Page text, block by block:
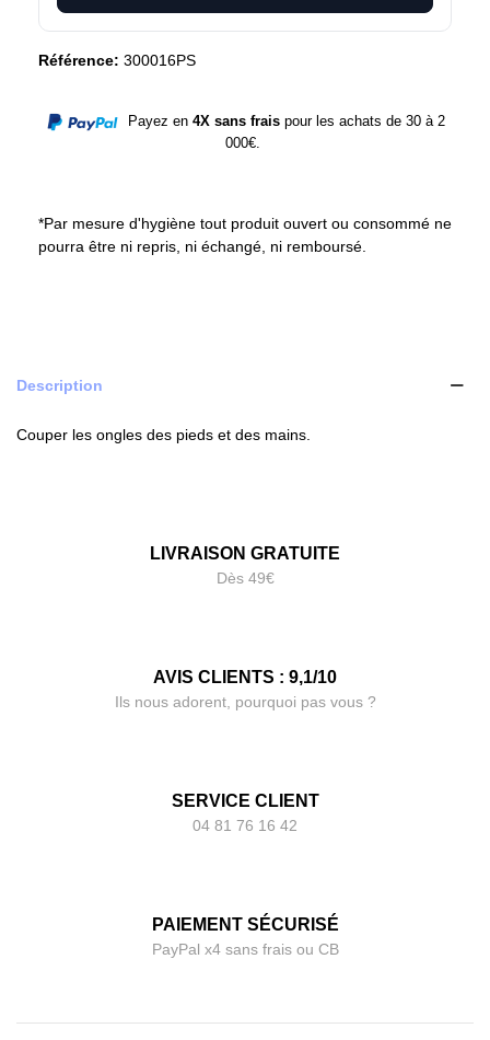
Référence: 300016PS
Payez en 4X sans fraispour les achats de 30 à 2
000€.
*Par mesure d'hygiène tout produit ouvert ou consommé ne
pourra être ni repris, ni échangé, ni remboursé.
Description
Couper les ongles des pieds et des mains.
LIVRAISON GRATUITE
Dès 49€
AVIS CLIENTS : 9,1/10
Ils nous adorent, pourquoi pas vous ?
SERVICE CLIENT
04 81 76 16 42
PAIEMENT SÉCURISÉ
PayPal x4 sans frais ou CB